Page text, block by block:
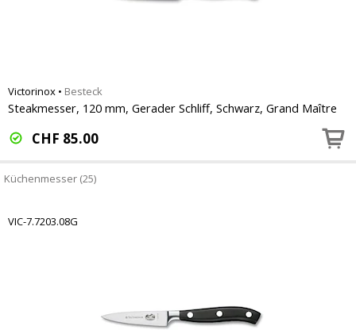
Victorinox • Besteck
Steakmesser, 120 mm, Gerader Schliff, Schwarz, Grand Maître
CHF 85.00
Küchenmesser (25)
VIC-7.7203.08G